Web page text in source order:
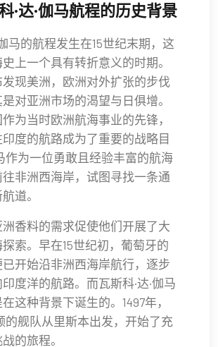
·达·伽马航程的历史背景
马的航程发生在15世纪末期，这
上一个具有转折意义的时期。
发现美洲，欧洲对外扩张的步伐
对亚洲市场的渴望与日俱增。
为当时欧洲航海事业的先锋，
度的航路成为了重要的战略目
作为一位勇敢且经验丰富的航海
非洲西海岸，试图寻找一条通
道。
香料的需求促使他们开展了大
索。早在15世纪初，葡萄牙的
开始沿非洲西海岸航行，逐步
度洋的航路。而瓦斯科·达·伽马
这种背景下诞生的。1497年，
的舰队从里斯本出发，开始了充
的旅程。